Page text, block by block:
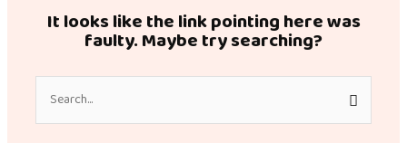
It looks like the link pointing here was
faulty. Maybe try searching?
Search